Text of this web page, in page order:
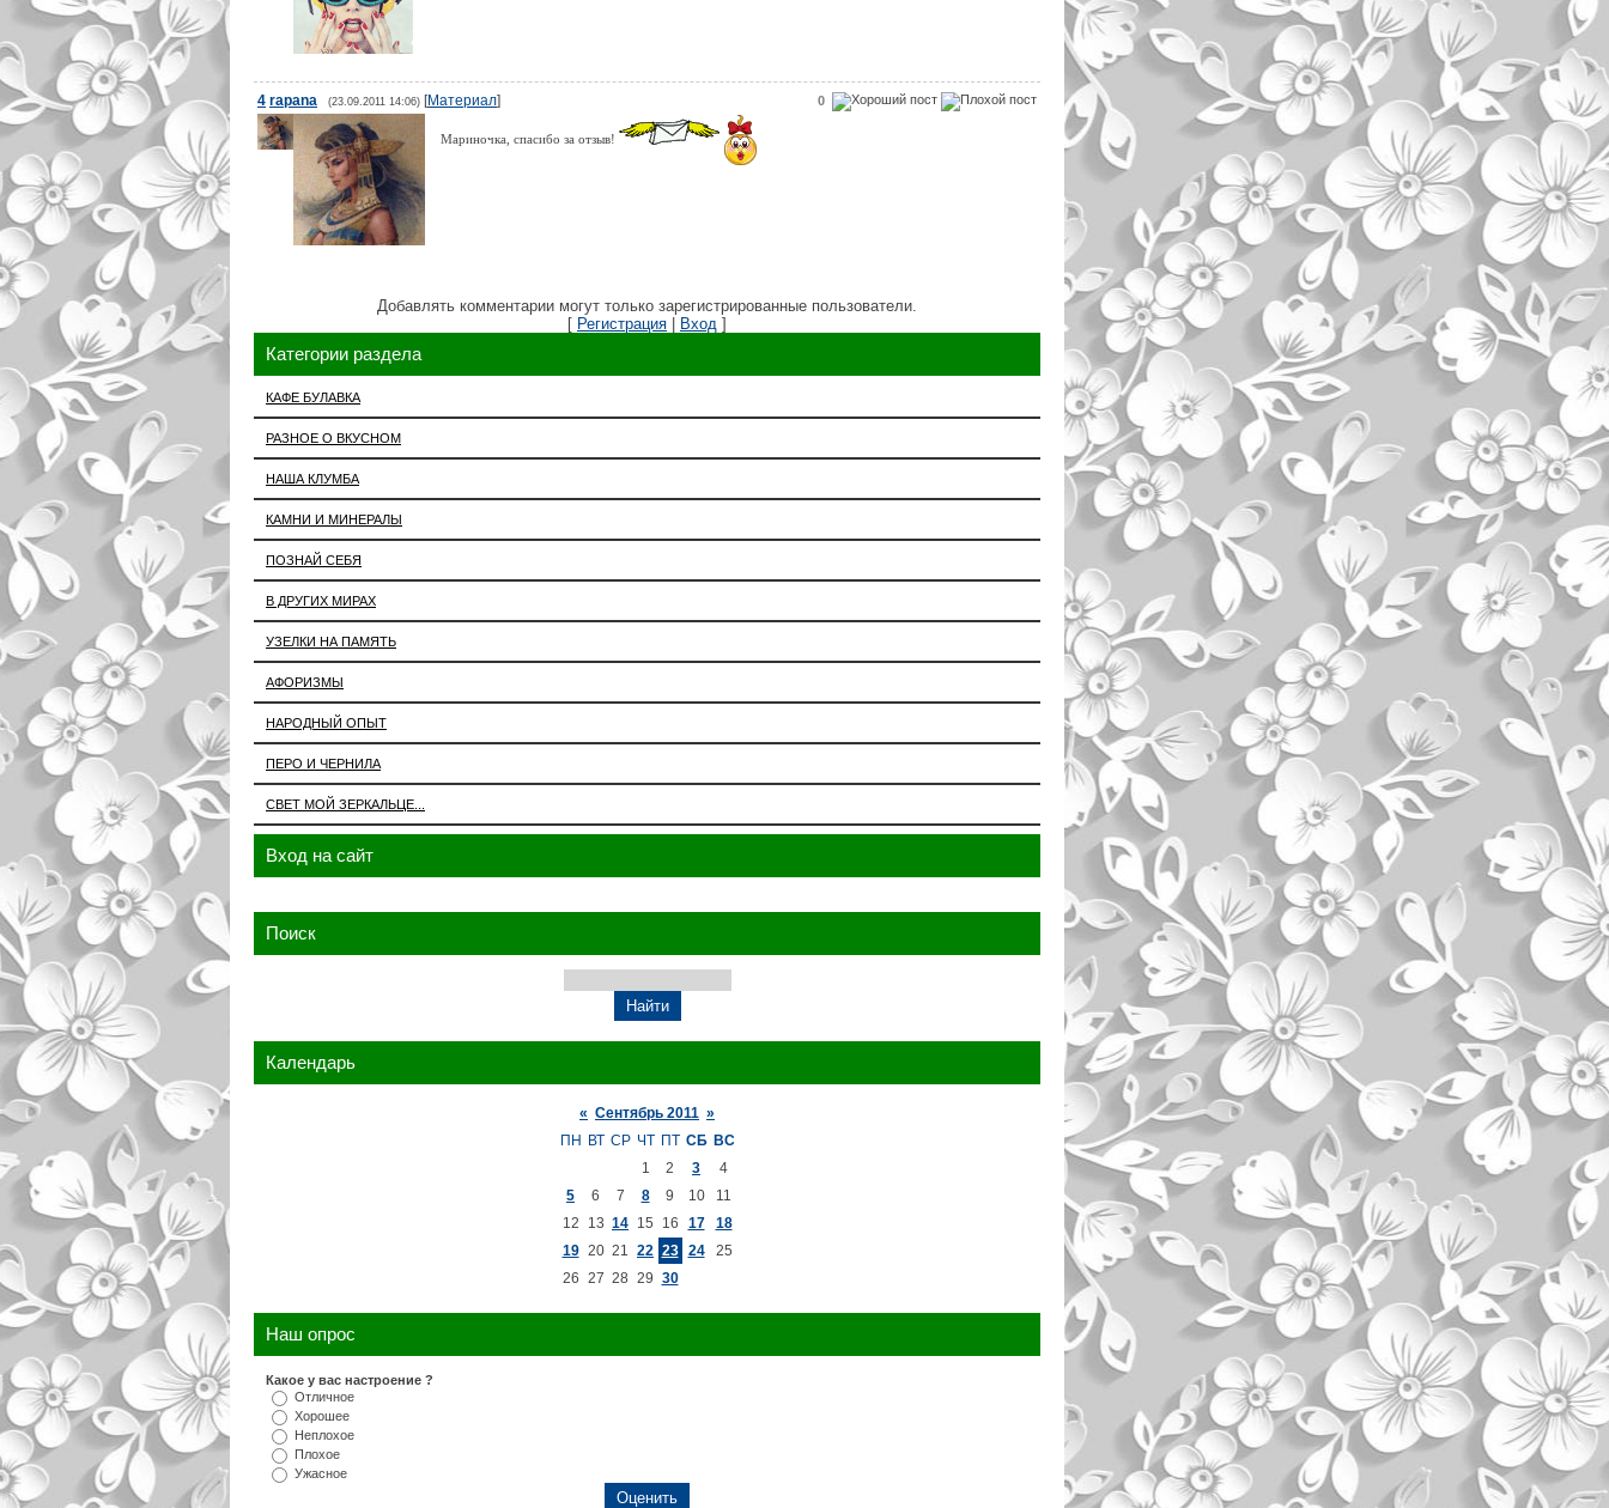
0
4 rapana (23.09.2011 14:06) [Материал]
Мариночка, спасибо за отзыв!
Добавлять комментарии могут только зарегистрированные пользователи.
[ Регистрация | Вход ]
Категории раздела
КАФЕ БУЛАВКА
РАЗНОЕ О ВКУСНОМ
НАША КЛУМБА
КАМНИ И МИНЕРАЛЫ
ПОЗНАЙ СЕБЯ
В ДРУГИХ МИРАХ
УЗЕЛКИ НА ПАМЯТЬ
АФОРИЗМЫ
НАРОДНЫЙ ОПЫТ
ПЕРО И ЧЕРНИЛА
СВЕТ МОЙ ЗЕРКАЛЬЦЕ...
Вход на сайт
Поиск
Календарь
« Сентябрь 2011 »
ПН ВТ СР ЧТ ПТ СБ ВС
1
2 3
4
5
6 7 8 9 10
11
12
13 14 15 16 17
18
19 20 21 22 23 24
25
26 27 28 29 30
Наш опрос
Какое у вас настроение ?
Отличное
Хорошее
Неплохое
Плохое
Ужасное